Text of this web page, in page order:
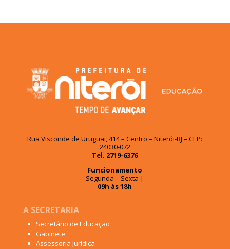
Rua Visconde de Uruguai, 414 – Centro – Niterói-RJ – CEP:
24030-072
Tel. 2719-6376
Funcionamento
Segunda – Sexta |
09h às 18h
A SECRETARIA
Secretário de Educação
Gabinete
Assessoria Jurídica